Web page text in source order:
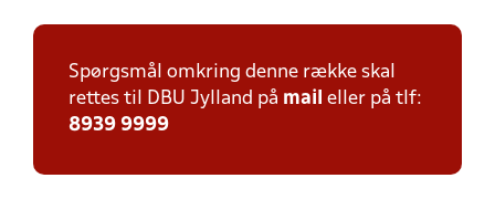
Spørgsmål omkring denne række skal
rettes til DBU Jylland på mail eller på tlf:
8939 9999